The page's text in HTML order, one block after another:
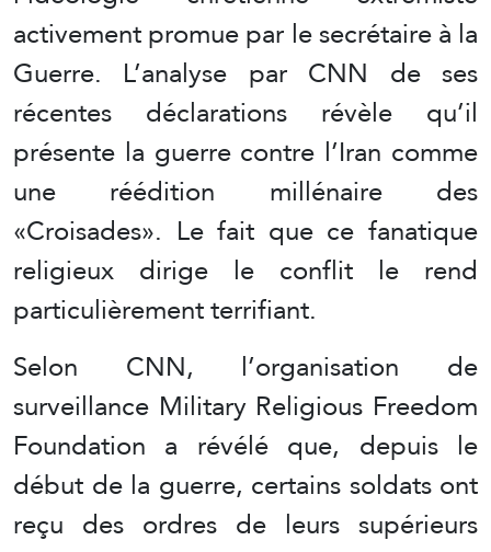
activement promue par le secrétaire à la
Guerre. L’analyse par CNN de ses
récentes déclarations révèle qu’il
présente la guerre contre l’Iran comme
une réédition millénaire des
«Croisades». Le fait que ce fanatique
religieux dirige le conflit le rend
particulièrement terrifiant.
Selon CNN, l’organisation de
surveillance Military Religious Freedom
Foundation a révélé que, depuis le
début de la guerre, certains soldats ont
reçu des ordres de leurs supérieurs